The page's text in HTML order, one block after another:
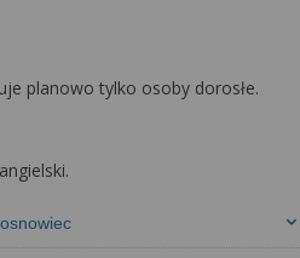
planowo tylko osoby dorosłe.
angielski.
na przetwarzanie Twoich
chcesz przeprowadzić
wykorzystywania
naszym serwisie
Serwisu.